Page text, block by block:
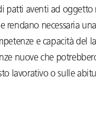
patti aventi ad oggetto
rendano necessaria
e capacità del
nuove che
lavorativo o sulle